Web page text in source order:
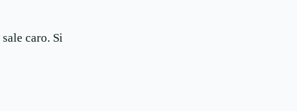
caro. Si